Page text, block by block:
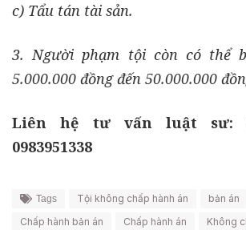
c) Tẩu tán tài sản.
3. Người phạm tội còn có thể
5.000.000 đồng đến 50.000.000
Liên hệ tư vấn luật sư:
0983951338
Tags Tội không chấp hành án
bản án
Chấp hành bản án
Chấp hành án
Không